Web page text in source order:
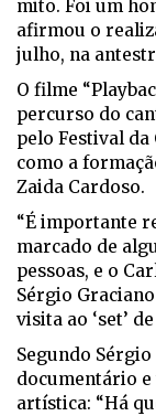
mito. Foi um
afirmou o
julho, na
O filme
percurso do
pelo Festival da
como a
Zaida Cardoso.
“É importante
marcado de
pessoas, e o
Sérgio
visita ao ‘set’
Segundo
documentário
artística: “Há